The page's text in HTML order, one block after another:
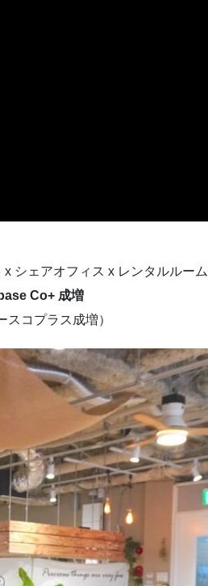
x シェアオフィス x レンタルルーム
base Co+ 成増
スコプラス成増）